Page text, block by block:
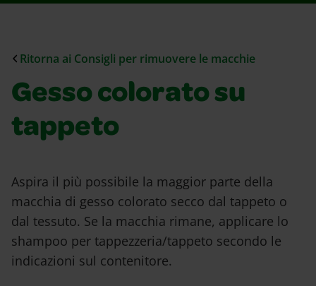
Ritorna ai Consigli per rimuovere le macchie
Gesso colorato su
tappeto
Aspira il più possibile la maggior parte della
macchia di gesso colorato secco dal tappeto o
dal tessuto. Se la macchia rimane, applicare lo
shampoo per tappezzeria/tappeto secondo le
indicazioni sul contenitore.